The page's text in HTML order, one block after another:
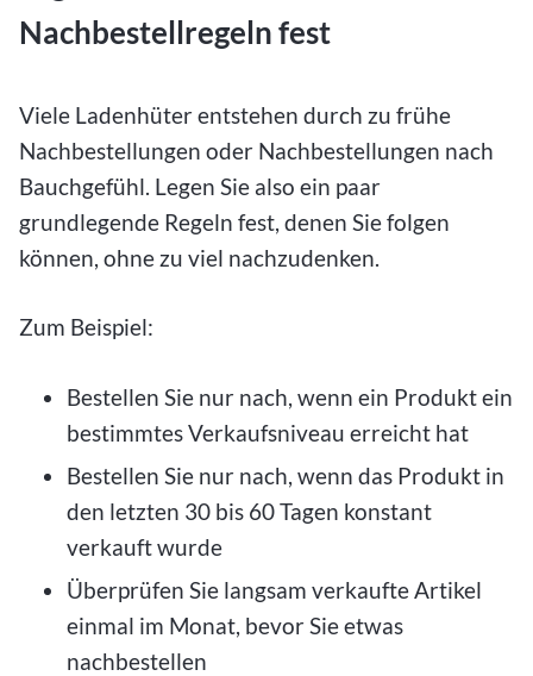
Nachbestellregeln fest
Viele Ladenhüter entstehen durch zu frühe
Nachbestellungen oder Nachbestellungen nach
Bauchgefühl. Legen Sie also ein paar
grundlegende Regeln fest, denen Sie folgen
können, ohne zu viel nachzudenken.
Zum Beispiel:
Bestellen Sie nur nach, wenn ein Produkt ein
bestimmtes Verkaufsniveau erreicht hat
Bestellen Sie nur nach, wenn das Produkt in
den letzten 30 bis 60 Tagen konstant
verkauft wurde
Überprüfen Sie langsam verkaufte Artikel
einmal im Monat, bevor Sie etwas
nachbestellen